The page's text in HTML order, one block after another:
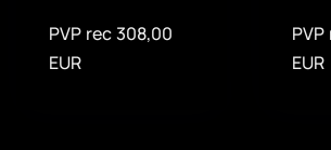
PVP rec 308,00
EUR
EUR